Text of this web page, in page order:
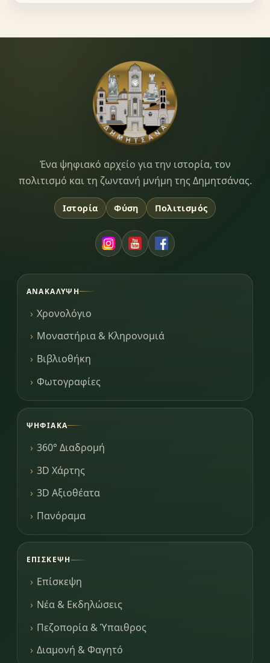
Dimitsana.gr
Ένα ψηφιακό αρχείο για την ιστορία, τον
πολιτισμό και τη ζωντανή μνήμη της Δημητσάνας.
Ιστορία Φύση Πολιτισμός
ΑΝΑΚΆΛΥΨΗ
Χρονολόγιο
Μοναστήρια & Κληρονομιά
Βιβλιοθήκη
Φωτογραφίες
ΨΗΦΙΑΚΆ
360° Διαδρομή
3D Χάρτης
3D Αξιοθέατα
Πανόραμα
ΕΠΊΣΚΕΨΗ
Επίσκεψη
Νέα & Εκδηλώσεις
Πεζοπορία & Ύπαιθρος
Διαμονή & Φαγητό